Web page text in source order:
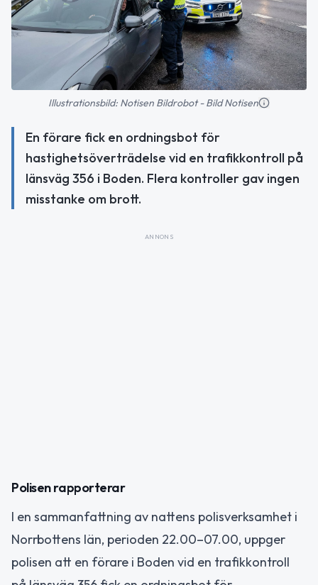
Illustrationsbild: Notisen Bildrobot - Bild Notisen
En förare fick en ordningsbot för
hastighetsöverträdelse vid en trafikkontroll på
länsväg 356 i Boden. Flera kontroller gav ingen
misstanke om brott.
ANNONS
Polisen rapporterar
I en sammanfattning av nattens polisverksamhet i
Norrbottens län, perioden 22.00–07.00, uppger
polisen att en förare i Boden vid en trafikkontroll